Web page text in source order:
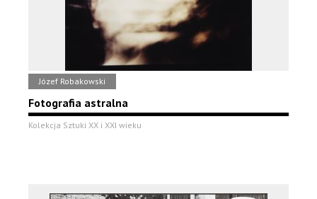
Józef Robakowski
Fotografia astralna
Kolekcja Sztuki XX i XXI wieku